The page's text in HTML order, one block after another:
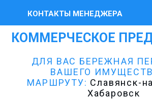
КОНТАКТЫ МЕНЕДЖЕРА
КОММЕРЧЕСКОЕ
ДЛЯ ВАС БЕРЕЖНАЯ
ВАШЕГО
МАРШРУТУ: Славянск-
Хабаровск